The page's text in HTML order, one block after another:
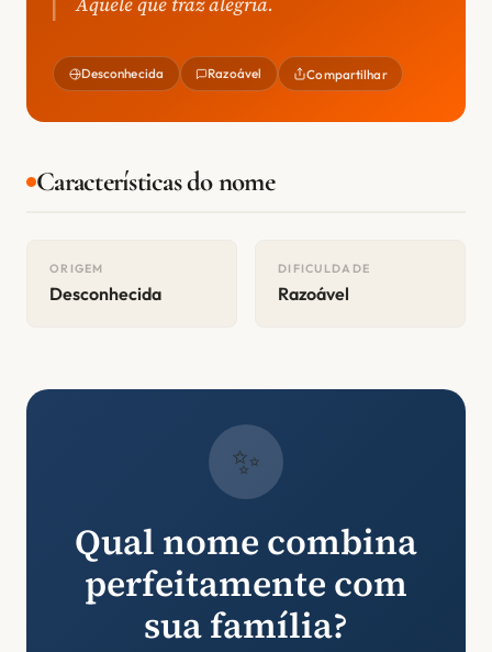
Desconhecida Razoável Compartilhar
Características do nome
ORIGEM
Desconhecida
DIFICULDADE
Razoável
✨
Qual nome combina
perfeitamente com
sua família?